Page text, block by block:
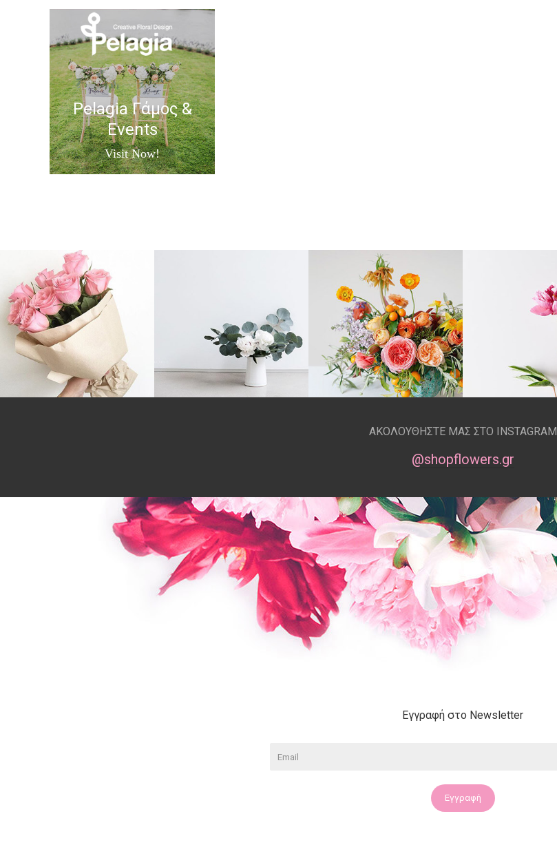
Pelagia Γάμος &
Events
Visit Now!
ΑΚΟΛΟΥΘΗΣΤΕ ΜΑΣ ΣΤΟ INSTAGRAM
@shopflowers.gr
Εγγραφή στο Newsletter
Εγγραφή